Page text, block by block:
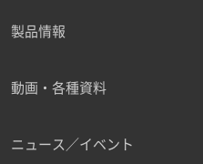
製品情報
動画・各種資料
ニュース／イベント